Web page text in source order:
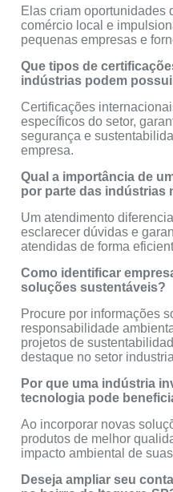
Elas criam oportunidades
comércio local e
pequenas empresas e
Que tipos de
indústrias podem
Certificações
específicos do setor,
segurança e
empresa.
Qual a importância de
por parte das indústrias
Um atendimento
esclarecer dúvidas e
atendidas de forma
Como identificar
soluções sustentáveis?
Procure por informações
responsabilidade
projetos de
destaque no setor
Por que uma indústria
tecnologia pode
Ao incorporar novas
produtos de melhor
impacto ambiental de
Deseja ampliar seu